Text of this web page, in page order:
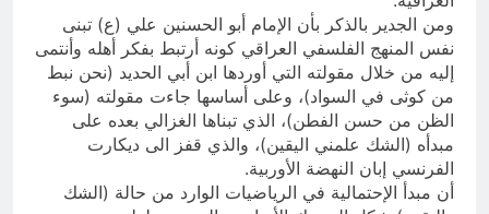
ومن الجدير بالذكر بأن الإمام أبو الحسنين علي (ع) تبنى
نفس المنهج الفلسفي العراقي كونه أرتبط بفكر أهله وأنتمى
إليه من خلال مقولته التي أوردها ابن أبي الحديد (نحن نبط
من كوثى في السواد)، وعلى أساسها جاءت مقولته (سوء
الظن من حسن الفطن)، الذي تبناها الغزالي بعده على
مبدأه (الشك علمني اليقين)، والذي قفز الى ديكارت
الفرنسي إبان النهضة الأوربية.
أن مبدأ الإحتمالية في الرياضيات الوارد من حالة (الشك